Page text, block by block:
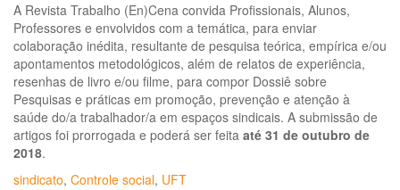
A Revista Trabalho (En)Cena convida Profissionais, Alunos,
Professores e envolvidos com a temática, para enviar
colaboração inédita, resultante de pesquisa teórica, empírica e/ou
apontamentos metodológicos, além de relatos de experiência,
resenhas de livro e/ou filme, para compor Dossiê sobre
Pesquisas e práticas em promoção, prevenção e atenção à
saúde do/a trabalhador/a em espaços sindicais. A submissão de
artigos foi prorrogada e poderá ser feita até 31 de outubro de
2018.
sindicato, Controle social, UFT